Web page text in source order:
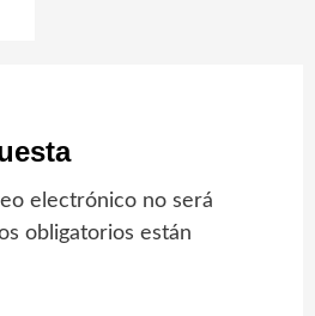
electrónico no será
obligatorios están